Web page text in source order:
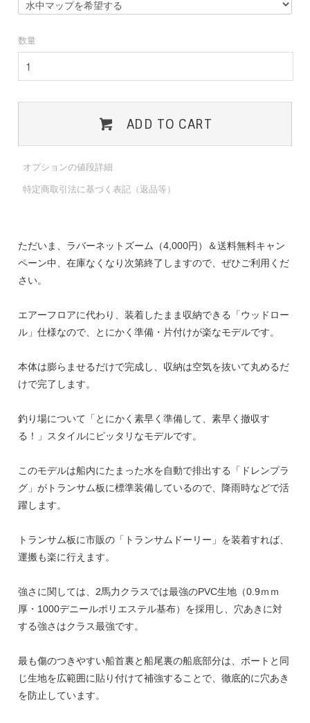
数量
ADD TO CART
オプションの値段詳細
特定商取引法に基づく表記（返品等）
ただいま、ラバーネットズーム（4,000円）＆送料無料キャン
ペーン中、在庫なくなり次第終了しますので、ぜひご利用くだ
さい。
エアーフロアに代わり、装着したまま収納できる「ウッドロー
ル」仕様なので、とにかく準備・片付けが楽なモデルです。
本体は膨らませるだけで完成し、収納は空気を抜いて丸めるだ
けで完了します。
釣り場について「とにかく素早く準備して、素早く撤収す
る！」スタイルにピッタリなモデルです。
このモデルは船内にたまった水を自動で排出する「ドレンプラ
グ」がトランサム板に標準装備しているので、降雨時などで活
躍します。
トランサム板に市販の「トランサムドーリー」を装着すれば、
運搬も楽に行えます。
強さに関しては、2馬力クラスでは最強のPVC生地（0.9ｍｍ
厚・1000デニールポリエステル基布）を採用し、穴あきに対
する強さはクラス最強です。
最も傷のつきやすい船首裏と船尾裏の船底部分は、ボートと同
じ生地を広範囲に貼り付けて補強することで、徹底的に穴あき
を防止しています。